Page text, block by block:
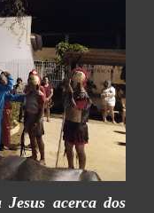
acerca dos